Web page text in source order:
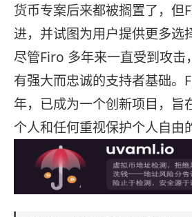
货币专案后来都被搁置了，但
进，并试图为用户提供更多选
尽管Firo 多年来一直受到攻击
有强大而忠诚的支持者基础。
年，已成为一个创新项目，旨
个人和任何重视保护个人自由